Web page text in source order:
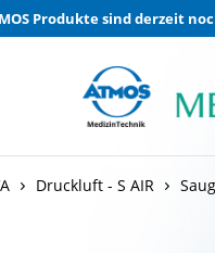
Produkte sind derzeit
Druckluft - S AIR